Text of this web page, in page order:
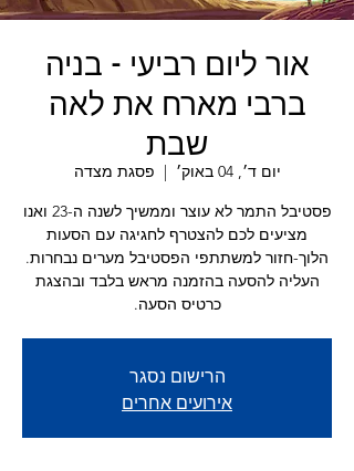
אור ליום רביעי - בניה
ברבי מארח את לאה
שבת
יום ד׳, 04 באוק׳
  |
פסגת מצדה
פסטיבל התמר לא עוצר וממשיך לשנה ה-23 ואנו
מציעים לכם להצטרף לחגיגה עם הסעות
העליה להסעה בהזמנה מראש בלבד ובהצגת
כרטיס הסעה.
הרישום נסגר
אירועים אחרים